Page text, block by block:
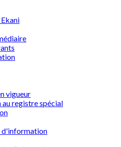
vigueur
registre spécial
d'information